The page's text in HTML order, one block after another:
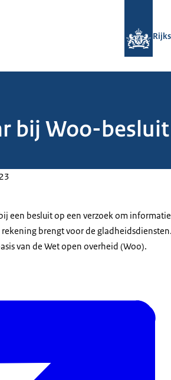
bij Woo-
een besluit op een verzoek om
brengt voor de
van de Wet open overheid (Woo).